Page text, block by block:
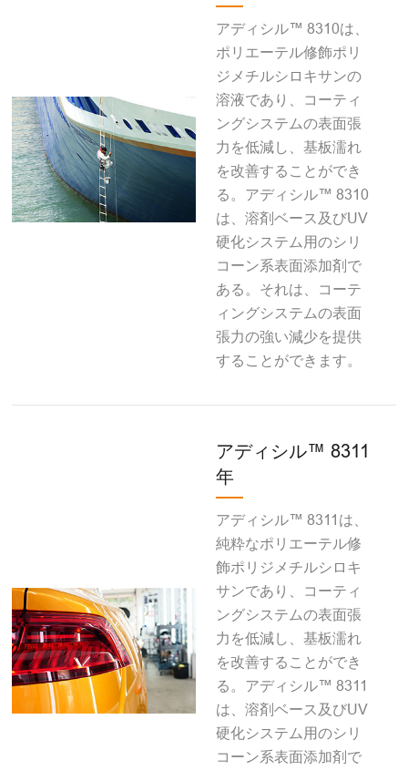
アディシル™ 8310は、
ポリエーテル修飾ポリ
ジメチルシロキサンの
溶液であり、コーティ
ングシステムの表面張
力を低減し、基板濡れ
を改善することができ
る。アディシル™ 8310
は、溶剤ベース及びUV
硬化システム用のシリ
コーン系表面添加剤で
ある。それは、コーテ
ィングシステムの表面
張力の強い減少を提供
することができます。
アディシル™ 8311
年
アディシル™ 8311は、
純粋なポリエーテル修
飾ポリジメチルシロキ
サンであり、コーティ
ングシステムの表面張
力を低減し、基板濡れ
を改善することができ
る。アディシル™ 8311
は、溶剤ベース及びUV
硬化システム用のシリ
コーン系表面添加剤で